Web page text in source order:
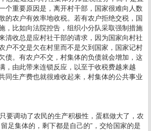
个重要原因是，离开村干部，国家很难向人数
的农户有效率地收税。若有农户拒绝交税，国
，比如向法院控告，组织小分队采取强制措施
清收总是应村社干部的请求，因为国家向村社
户不交是欠在村里而不是欠到国家，国家记村
债。有农户不交，村集体的负债就会增加，这
，由此带来连锁反应，以至于收税费越来越
同生产费也就很难收起来，村集体的公共事业
要调动了农民的生产积极性，蛋糕做大了，农
足集体的，剩下都是自己的”，交给国家的是